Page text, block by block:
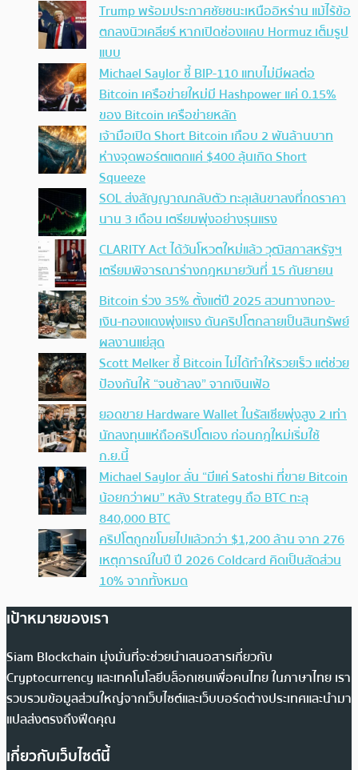
Trump พร้อมประกาศชัยชนะเหนืออิหร่าน แม้ไร้ข้อ
ตกลงนิวเคลียร์ หากเปิดช่องแคบ Hormuz เต็มรูป
แบบ
Michael Saylor ชี้ BIP-110 แทบไม่มีผลต่อ
Bitcoin เครือข่ายใหม่มี Hashpower แค่ 0.15%
ของ Bitcoin เครือข่ายหลัก
เจ้ามือเปิด Short Bitcoin เกือบ 2 พันล้านบาท
ห่างจุดพอร์ตแตกแค่ $400 ลุ้นเกิด Short
Squeeze
SOL ส่งสัญญาณกลับตัว ทะลุเส้นขาลงที่กดราคา
นาน 3 เดือน เตรียมพุ่งอย่างรุนแรง
CLARITY Act ได้วันโหวตใหม่แล้ว วุฒิสภาสหรัฐฯ
เตรียมพิจารณาร่างกฎหมายวันที่ 15 กันยายน
Bitcoin ร่วง 35% ตั้งแต่ปี 2025 สวนทางทอง-
เงิน-ทองแดงพุ่งแรง ดันคริปโตกลายเป็นสินทรัพย์
ผลงานแย่สุด
Scott Melker ชี้ Bitcoin ไม่ได้ทำให้รวยเร็ว แต่ช่วย
ป้องกันให้ “จนช้าลง” จากเงินเฟ้อ
ยอดขาย Hardware Wallet ในรัสเซียพุ่งสูง 2 เท่า
นักลงทุนแห่ถือคริปโตเอง ก่อนกฎใหม่เริ่มใช้
ก.ย.นี้
Michael Saylor ลั่น “มีแค่ Satoshi ที่ขาย Bitcoin
น้อยกว่าผม” หลัง Strategy ถือ BTC ทะลุ
840,000 BTC
คริปโตถูกขโมยไปแล้วกว่า $1,200 ล้าน จาก 276
เหตุการณ์ในปี ปี 2026 Coldcard คิดเป็นสัดส่วน
10% จากทั้งหมด
เป้าหมายของเรา
Siam Blockchain มุ่งมั่นที่จะช่วยนำเสนอสารเกี่ยวกับ
Cryptocurrency และเทคโนโลยีบล็อกเชนเพื่อคนไทย ในภาษาไทย เรา
รวบรวมข้อมูลส่วนใหญ่จากเว็บไซต์และเว็บบอร์ดต่างประเทศและนำมา
แปลส่งตรงถึงฟีดคุณ
เกี่ยวกับเว็บไซต์นี้